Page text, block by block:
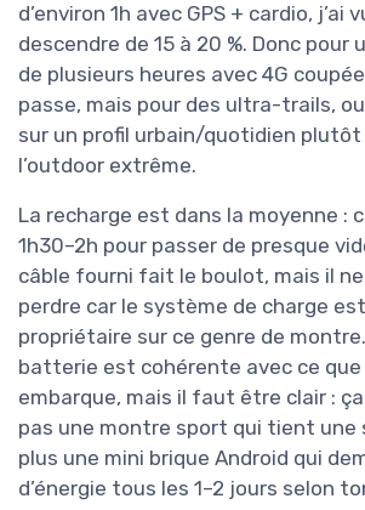
d’environ 1h avec GPS + cardio, j’ai
descendre de 15 à 20 %. Donc pour
de plusieurs heures avec 4G
passe, mais pour des ultra-trails,
sur un profil urbain/quotidien plutôt
l’outdoor extrême.
La recharge est dans la moyenne :
1h30–2h pour passer de presque
câble fourni fait le boulot, mais il
perdre car le système de charge
propriétaire sur ce genre de
batterie est cohérente avec ce
embarque, mais il faut être clair :
pas une montre sport qui tient une
plus une mini brique Android qui
d’énergie tous les 1–2 jours selon